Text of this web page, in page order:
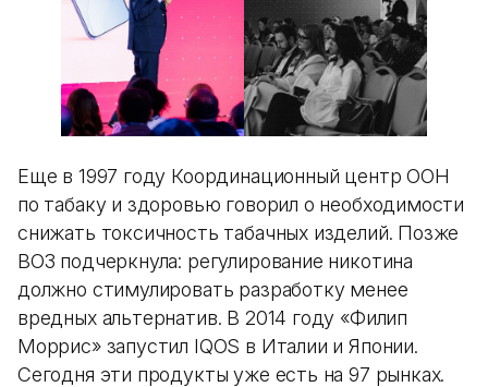
Еще в 1997 году Координационный центр ООН
по табаку и здоровью говорил о необходимости
снижать токсичность табачных изделий. Позже
ВОЗ подчеркнула: регулирование никотина
должно стимулировать разработку менее
вредных альтернатив. В 2014 году «Филип
Моррис» запустил IQOS в Италии и Японии.
Сегодня эти продукты уже есть на 97 рынках.